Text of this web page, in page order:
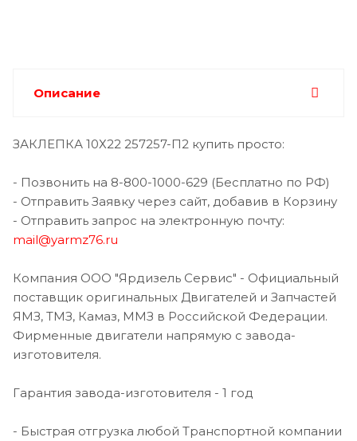
Описание
ЗАКЛЕПКА 10Х22 257257-П2 купить просто:
- Позвонить на 8-800-1000-629 (Бесплатно по РФ)
- Отправить Заявку через сайт, добавив в Корзину
- Отправить запрос на электронную почту:
mail@yarmz76.ru
Компания ООО "Ярдизель Сервис" - Официальный
поставщик оригинальных Двигателей и Запчастей
ЯМЗ, ТМЗ, Камаз, ММЗ в Российской Федерации.
Фирменные двигатели напрямую с завода-
изготовителя.
Гарантия завода-изготовителя - 1 год
- Быстрая отгрузка любой Транспортной компании